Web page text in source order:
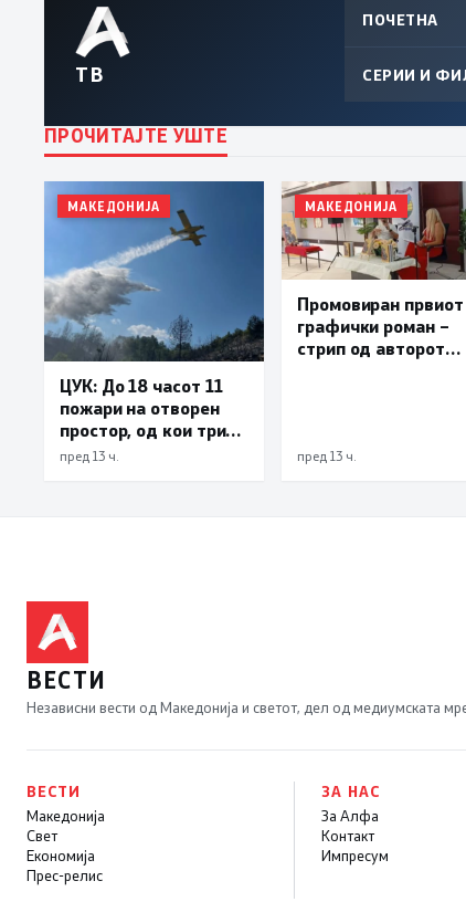
ТВ
ПОЧЕТНА
СЕРИИ И
ПРОЧИТАЈТЕ УШТЕ
МАКЕДОНИЈА
ЦУК: До 18 часот 11
пожари на отворен
простор, од кои три
се активни – изгаснат
пред 13 ч.
МАКЕДОНИЈА
Промовиран првиот
графички роман –
стрип од авторот
пред 13 ч.
ВЕСТИ
Независни вести од Македонија и светот, дел од медиумската
ВЕСТИ
Македонија
Свет
Економија
Прес-релис
ЗА НАС
За Алфа
Контакт
Импресум